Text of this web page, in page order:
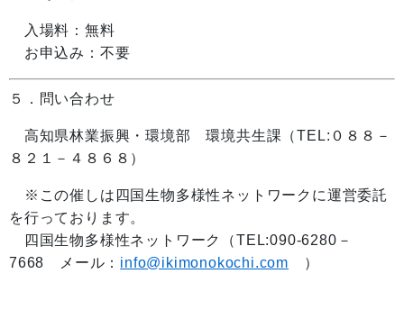
入場料：無料
お申込み：不要
５．問い合わせ
高知県林業振興・環境部 環境共生課（TEL:０８８－
８２１－４８６８）
※この催しは四国生物多様性ネットワークに運営委託
を行っております。
四国生物多様性ネットワーク（TEL:090-6280－
7668 メール： info@ikimonokochi.com ）